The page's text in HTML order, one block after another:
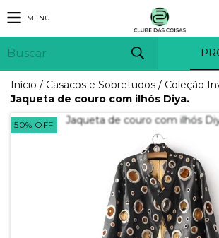
MENU
Início / Casacos e Sobretudos / Coleção
Jaqueta de couro com ilhós Diya.
50% OFF